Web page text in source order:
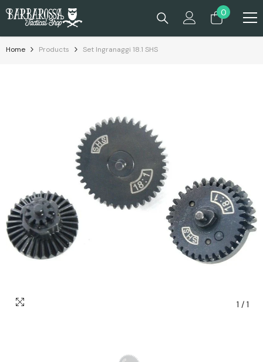
00
prodotti
Home Products Set Ingranaggi 18.1 SHS
1 / 1